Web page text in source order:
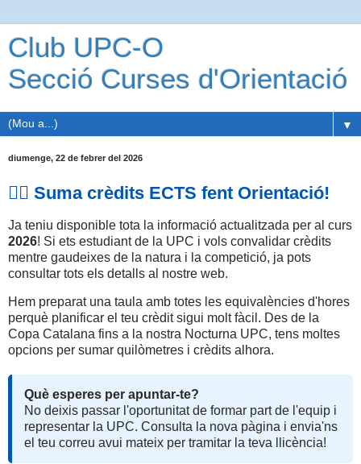
Club UPC-O
Secció Curses d'Orientació
▼
diumenge, 22 de febrer del 2026
🏃‍♂️ Suma crèdits ECTS fent Orientació!
Ja teniu disponible tota la informació actualitzada per al curs
2026! Si ets estudiant de la UPC i vols convalidar crèdits
mentre gaudeixes de la natura i la competició, ja pots
consultar tots els detalls al nostre web.
Hem preparat una taula amb totes les equivalències d'hores
perquè planificar el teu crèdit sigui molt fàcil. Des de la
Copa Catalana fins a la nostra Nocturna UPC, tens moltes
opcions per sumar quilòmetres i crèdits alhora.
Què esperes per apuntar-te?
No deixis passar l'oportunitat de formar part de l'equip i
representar la UPC. Consulta la nova pàgina i envia'ns
el teu correu avui mateix per tramitar la teva llicència!